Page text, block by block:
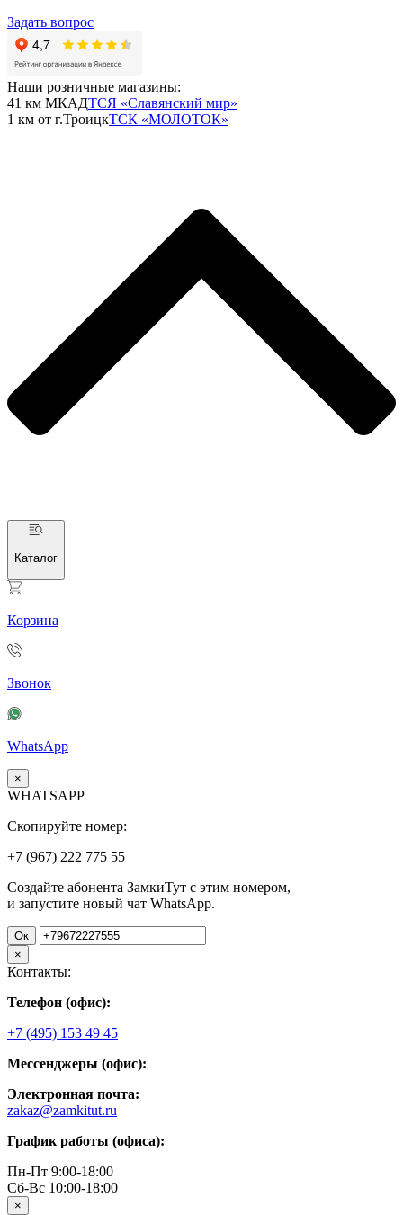
Задать вопрос
Наши розничные магазины:
41 км МКАДТСЯ «Славянский мир»
1 км от г.ТроицкТСК «МОЛОТОК»
Каталог
Корзина
Звонок
WhatsApp
×
WHATSAPP
Скопируйте номер:
+7 (967) 222 775 55
Создайте абонента ЗамкиТут с этим номером,
и запустите новый чат WhatsApp.
Ок
×
Контакты:
Телефон (офис):
+7 (495) 153 49 45
Мессенджеры (офис):
Электронная почта:
zakaz@zamkitut.ru
График работы (офиса):
Пн-Пт 9:00-18:00
Сб-Вс 10:00-18:00
×